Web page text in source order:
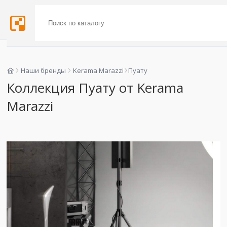
Наши бренды Kerama Marazzi Пуату
Коллекция Пуату от Kerama
Marazzi